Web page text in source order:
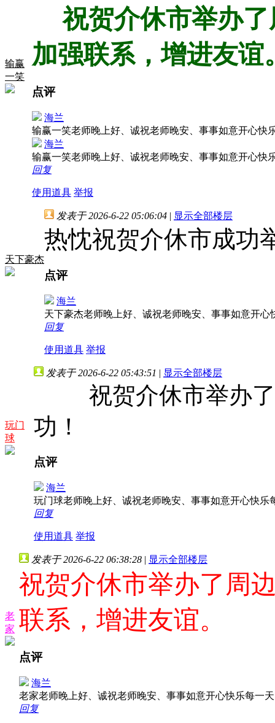
输赢
一笑
祝贺介休市举办
加强联系，增进友谊
点评
海兰
输赢一笑老师晚上好、诚祝老师晚安、事事如意开心快
海兰
输赢一笑老师晚上好、诚祝老师晚安、事事如意开心快
回复
使用道具 举报
天下豪杰
发表于 2026-6-22 05:06:04 | 显示全部楼层
热忱祝贺介休市成功
点评
海兰
天下豪杰老师晚上好、诚祝老师晚安、事事如意开
回复
使用道具 举报
玩门
球
发表于 2026-6-22 05:43:51 | 显示全部楼层
祝贺介休市举办了
功！
点评
海兰
玩门球老师晚上好、诚祝老师晚安、事事如意开心快
回复
使用道具 举报
老
家
发表于 2026-6-22 06:38:28 | 显示全部楼层
祝贺介休市举办了周
联系，增进友谊。
点评
海兰
老家老师晚上好、诚祝老师晚安、事事如意开心快乐每一
回复